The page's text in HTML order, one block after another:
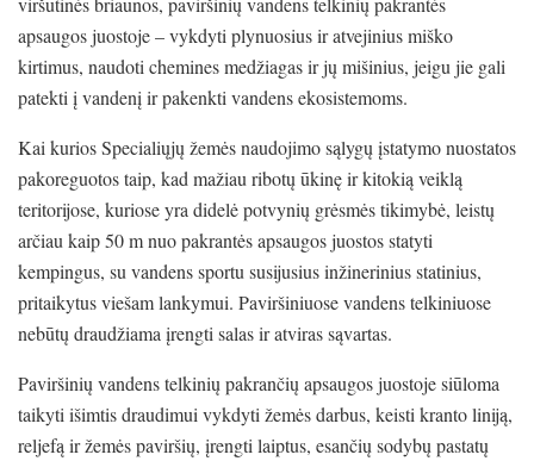
apsaugos juostoje – vykdyti plynuosius ir atvejinius miško
kirtimus, naudoti chemines medžiagas ir jų mišinius, jeigu jie gali
patekti į vandenį ir pakenkti vandens ekosistemoms.
Kai kurios Specialiųjų žemės naudojimo sąlygų įstatymo nuostatos
pakoreguotos taip, kad mažiau ribotų ūkinę ir kitokią veiklą
teritorijose, kuriose yra didelė potvynių grėsmės tikimybė, leistų
arčiau kaip 50 m nuo pakrantės apsaugos juostos statyti
kempingus, su vandens sportu susijusius inžinerinius statinius,
pritaikytus viešam lankymui. Paviršiniuose vandens telkiniuose
nebūtų draudžiama įrengti salas ir atviras sąvartas.
Paviršinių vandens telkinių pakrančių apsaugos juostoje siūloma
taikyti išimtis draudimui vykdyti žemės darbus, keisti kranto liniją,
reljefą ir žemės paviršių, įrengti laiptus, esančių sodybų pastatų